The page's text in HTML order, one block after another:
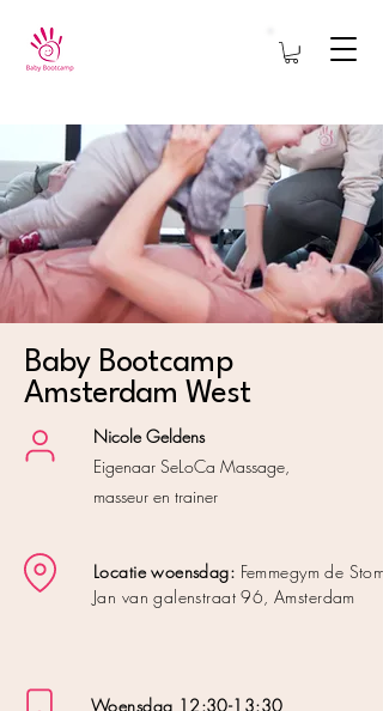
Baby Bootcamp
Amsterdam West
Nicole Geldens
Eigenaar SeLoCa Massage,
masseur en trainer
Locatie woensdag: Femmegym de
Jan van galenstraat 96, Amsterdam
​Woensdag 12:30-13:30